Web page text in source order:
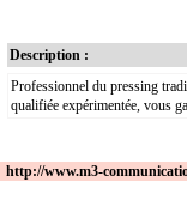
Description :
Professionnel du pressing
qualifiée expérimentée, vous
http://www.m3-